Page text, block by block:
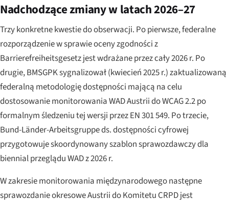
Nadchodzące zmiany w latach 2026–27
Trzy konkretne kwestie do obserwacji. Po pierwsze, federalne
rozporządzenie w sprawie oceny zgodności z
Barrierefreiheitsgesetz jest wdrażane przez cały 2026 r. Po
drugie, BMSGPK sygnalizował (kwiecień 2025 r.) zaktualizowaną
federalną metodologię dostępności mającą na celu
dostosowanie monitorowania WAD Austrii do WCAG 2.2 po
formalnym śledzeniu tej wersji przez EN 301 549. Po trzecie,
Bund-Länder-Arbeitsgruppeds. dostępności cyfrowej
przygotowuje skoordynowany szablon sprawozdawczy dla
biennial przeglądu WAD z 2026 r.
W zakresie monitorowania międzynarodowego następne
sprawozdanie okresowe Austrii do Komitetu CRPD jest